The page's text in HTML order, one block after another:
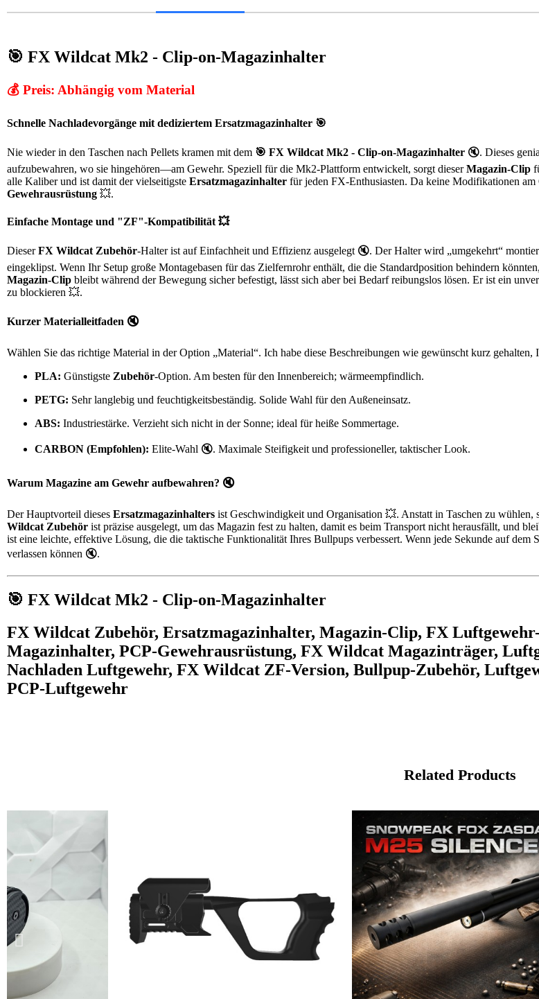
🎯 FX Wildcat Mk2 - Clip-on-Magazinhalter
💰 Preis: Abhängig vom Material
Schnelle Nachladevorgänge mit dediziertem Ersatzmagazinhalter 🎯
Nie wieder in den Taschen nach Pellets kramen mit dem 🎯 FX Wildcat Mk2 - Clip-on-Magazinhalter 🔇. Dieses
aufzubewahren, wo sie hingehören—am Gewehr. Speziell für die Mk2-Plattform entwickelt, sorgt dieserMagazin-Clip
alle Kaliber und ist damit der vielseitigste Ersatzmagazinhalter für jeden FX-Enthusiasten. Da keine Modifikationen
Gewehrausrüstung 💥.
Einfache Montage und "ZF"-Kompatibilität 💥
DieserFX Wildcat Zubehör-Halter ist auf Einfachheit und Effizienz ausgelegt 🔇. Der Halter wird „umgekehrt“
eingeklipst. Wenn Ihr Setup große Montagebasen für das Zielfernrohr enthält, die die Standardposition behindern
Magazin-Clip bleibt während der Bewegung sicher befestigt, lässt sich aber bei Bedarf reibungslos lösen. Er ist ein
zu blockieren 💥.
Kurzer Materialleitfaden 🔇
Wählen Sie das richtige Material in der Option „Material“. Ich habe diese Beschreibungen wie gewünscht kurz gehalten,
PLA: Günstigste Zubehör-Option. Am besten für den Innenbereich; wärmeempfindlich.
PETG: Sehr langlebig und feuchtigkeitsbeständig. Solide Wahl für den Außeneinsatz.
ABS: Industriestärke. Verzieht sich nicht in der Sonne; ideal für heiße Sommertage.
CARBON (Empfohlen): Elite-Wahl 🔇. Maximale Steifigkeit und professioneller, taktischer Look.
Warum Magazine am Gewehr aufbewahren? 🔇
Der Hauptvorteil dieses Ersatzmagazinhalters ist Geschwindigkeit und Organisation 💥. Anstatt in Taschen zu
Wildcat Zubehör ist präzise ausgelegt, um das Magazin fest zu halten, damit es beim Transport nicht herausfällt, und
ist eine leichte, effektive Lösung, die die taktische Funktionalität Ihres Bullpups verbessert. Wenn jede Sekunde auf dem
verlassen können 🔇.
🎯 FX Wildcat Mk2 - Clip-on-Magazinhalter
FX Wildcat Zubehör, Ersatzmagazinhalter, Magazin-Clip, FX
Magazinhalter, PCP-Gewehrausrüstung, FX Wildcat Magazinträger,
Nachladen Luftgewehr, FX Wildcat ZF-Version, Bullpup-Zubehör,
PCP-Luftgewehr
Related Products